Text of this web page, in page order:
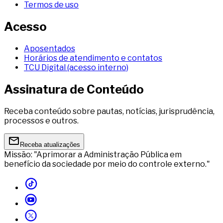
Termos de uso
Acesso
Aposentados
Horários de atendimento e contatos
TCU Digital (acesso interno)
Assinatura de Conteúdo
Receba conteúdo sobre pautas, notícias, jurisprudência,
processos e outros.
Receba atualizações
Missão: "Aprimorar a Administração Pública em
benefício da sociedade por meio do controle externo."